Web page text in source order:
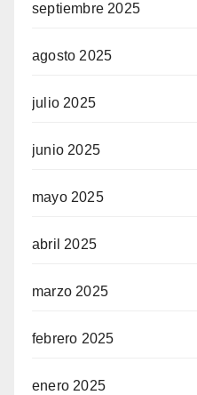
septiembre 2025
agosto 2025
julio 2025
junio 2025
mayo 2025
abril 2025
marzo 2025
febrero 2025
enero 2025